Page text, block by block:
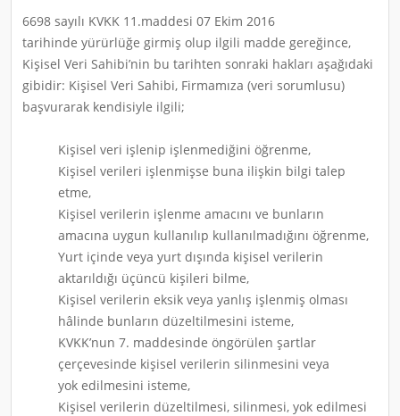
6698 sayılı KVKK 11.maddesi 07 Ekim 2016
tarihinde yürürlüğe girmiş olup ilgili madde gereğince,
Kişisel Veri Sahibi’nin bu tarihten sonraki hakları aşağıdaki
gibidir: Kişisel Veri Sahibi, Firmamıza (veri sorumlusu)
başvurarak kendisiyle ilgili;
Kişisel veri işlenip işlenmediğini öğrenme,
Kişisel verileri işlenmişse buna ilişkin bilgi talep
etme,
Kişisel verilerin işlenme amacını ve bunların
amacına uygun kullanılıp kullanılmadığını öğrenme,
Yurt içinde veya yurt dışında kişisel verilerin
aktarıldığı üçüncü kişileri bilme,
Kişisel verilerin eksik veya yanlış işlenmiş olması
hâlinde bunların düzeltilmesini isteme,
KVKK’nun 7. maddesinde öngörülen şartlar
çerçevesinde kişisel verilerin silinmesini veya
yok edilmesini isteme,
Kişisel verilerin düzeltilmesi, silinmesi, yok edilmesi